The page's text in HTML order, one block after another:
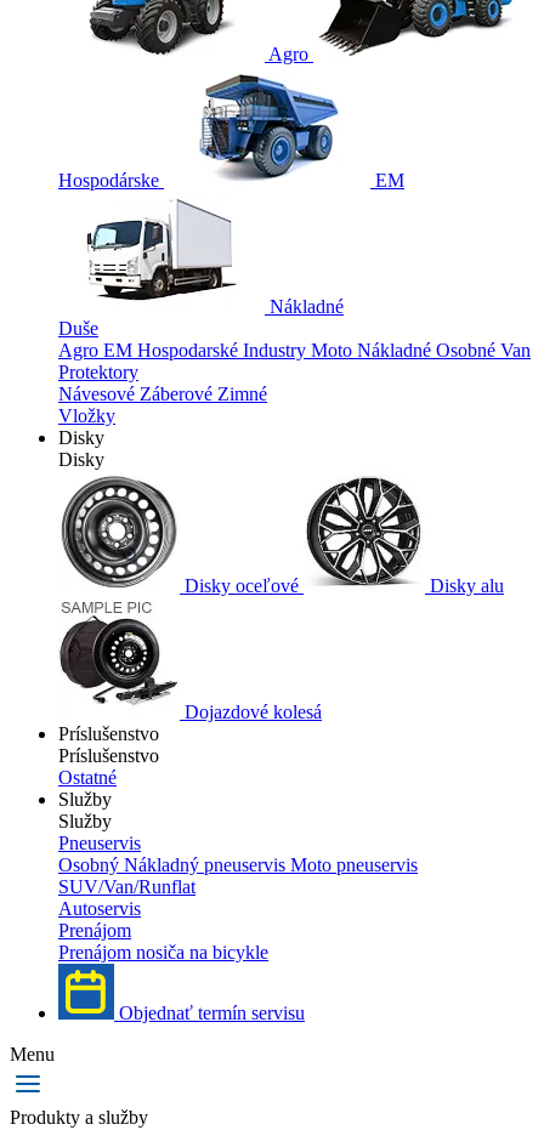
Agro
Hospodárske EM
Nákladné
Duše
Agro EM Hospodarské Industry Moto Nákladné Osobné Van
Protektory
Návesové Záberové Zimné
Vložky
Disky
Disky
Disky oceľové Disky alu
Dojazdové kolesá
Príslušenstvo
Príslušenstvo
Ostatné
Služby
Služby
Pneuservis
Osobný Nákladný pneuservis Moto pneuservis
SUV/Van/Runflat
Autoservis
Prenájom
Prenájom nosiča na bicykle
Objednať termín servisu
Menu
Produkty a služby